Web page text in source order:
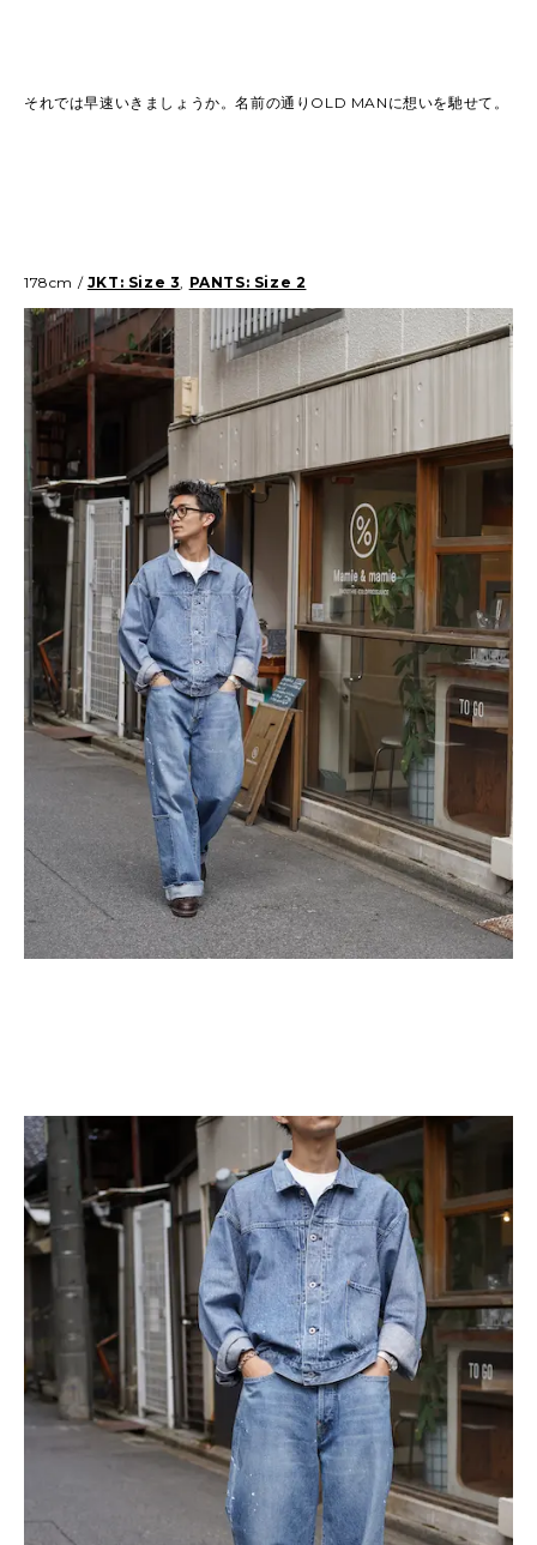
それでは早速いきましょうか。名前の通りOLD MANに想いを馳せて。
178cm / JKT: Size 3 PANTS: Size 2